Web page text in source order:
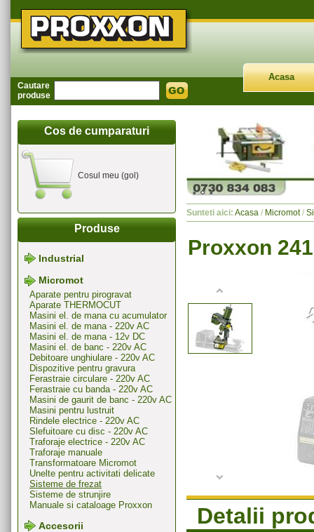
Cautare
produse
Acasa
Cos de cumparaturi
Cosul meu (gol)
Produse
Industrial
Micromot
Aparate pentru pirogravat
Aparate THERMOCUT
Masini el. de mana cu acumulator
Masini el. de mana - 220v AC
Masini el. de mana - 12v DC
Masini el. de banc - 220v AC
Debitoare unghiulare - 220v AC
Dispozitive pentru gravura
Ferastraie circulare - 220v AC
Ferastraie cu banda - 220v AC
Masini de gaurit de banc - 220v AC
Masini pentru lustruit
Rindele electrice - 220v AC
Slefuitoare cu disc - 220v AC
Traforaje electrice - 220v AC
Traforaje manuale
Transformatoare Micromot
Unelte pentru activitati delicate
Sisteme de frezat
Sisteme de strunjire
Manuale si cataloage Proxxon
Accesorii
Sunteti aici: Acasa / Micromot/
Proxxon
Detalii